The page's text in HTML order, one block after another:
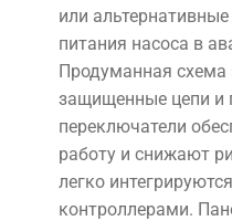
или
питания насоса в
Продуманная схема
защищенные цепи и
переключатели
работу и снижают
легко
контроллерами.